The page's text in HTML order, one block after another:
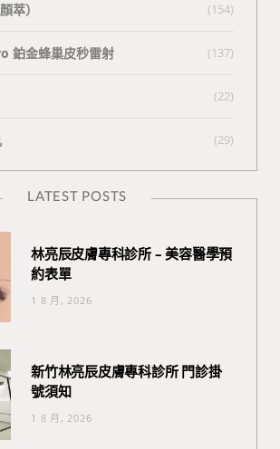
萃） (154)
鉑金蜂巢皮秒雷射 (137)
(22)
(29)
LATEST POSTS
林亮辰皮膚專科診所 – 美容醫學預
約表單
1 8 月, 2026
新竹林亮辰皮膚專科診所 門診掛
號須知
1 8 月, 2026